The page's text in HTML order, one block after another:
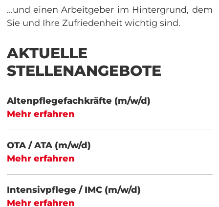
...und einen Arbeitgeber im Hintergrund, dem
Sie und Ihre Zufriedenheit wichtig sind.
AKTUELLE
STELLENANGEBOTE
Altenpflegefachkräfte (m/w/d)
Mehr erfahren
OTA / ATA (m/w/d)
Mehr erfahren
Intensivpflege / IMC (m/w/d)
Mehr erfahren